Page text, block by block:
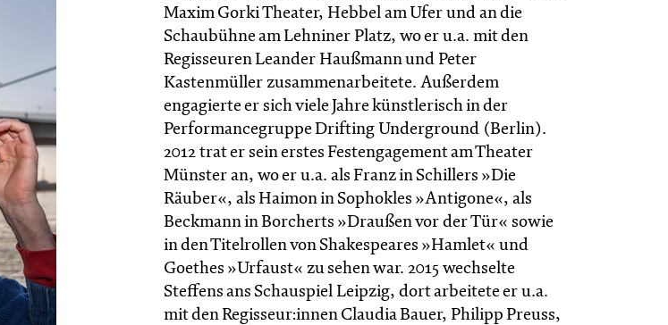
Maxim Gorki Theater, Hebbel am Ufer und an die
Schaubühne am Lehniner Platz, wo er u.a. mit den
Regisseuren Leander Haußmann und Peter
Kastenmüller zusammenarbeitete. Außerdem
engagierte er sich viele Jahre künstlerisch in der
Performancegruppe Drifting Underground (Berlin).
2012 trat er sein erstes Festengagement am Theater
Münster an, wo er u.a. als Franz in Schillers »Die
Räuber«, als Haimon in Sophokles »Antigone«, als
Beckmann in Borcherts »Draußen vor der Tür« sowie
in den Titelrollen von Shakespeares »Hamlet« und
Goethes »Urfaust« zu sehen war. 2015 wechselte
Steffens ans Schauspiel Leipzig, dort arbeitete er u.a.
mit den Regisseur:innen Claudia Bauer, Philipp Preuss,